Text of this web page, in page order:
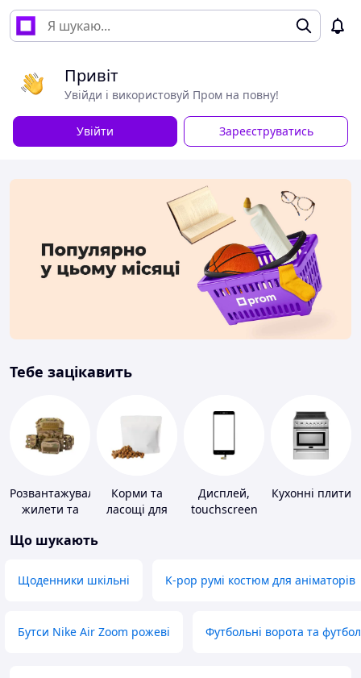
Привіт
Увійди і використовуй Пром на повну!
Увійти Зареєструватись
Тебе зацікавить
Розвантажувальні
жилети та
без плит
Корми та
ласощі для
Дисплей,
touchscreen
Кухонні плити
Що шукають
Щоденники шкільні K-pop румі костюм для аніматорів
Бутси Nike Air Zoom рожеві Футбольні ворота та